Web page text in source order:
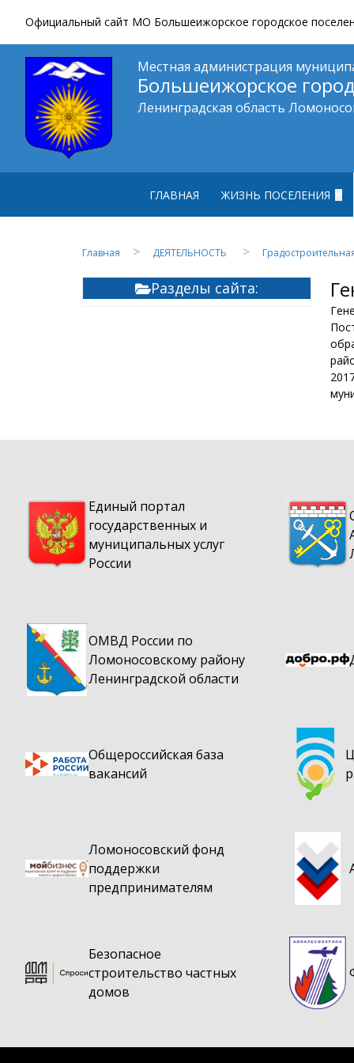
Официальный сайт МО Большеижорское городское
Местная администрация
Большеижорское
Ленинградская область
ГЛАВНАЯ ЖИЗНЬ ПОСЕЛЕНИЯ
Общество
Спорт
Помощь населению
Важное сообщение
Здравоохранение
Главная ДЕЯТЕЛЬНОСТЬ
Разделы сайта:
Единый портал
государственных и
муниципальных услуг
России
ОМВД России по
Ломоносовскому району
Ленинградской области
Общероссийская база
вакансий
Ломоносовский фонд
поддержки
предпринимателям
Безопасное
строительство частных
домов